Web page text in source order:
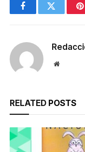
FacebookTwitter
Website
RELATED POSTS